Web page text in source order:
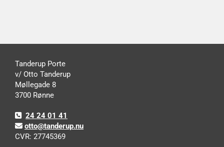
Tanderup Porte
v/ Otto Tanderup
Møllegade 8
3700 Rønne
 24 24 01 41
 otto@tanderup.nu
CVR: 27745369